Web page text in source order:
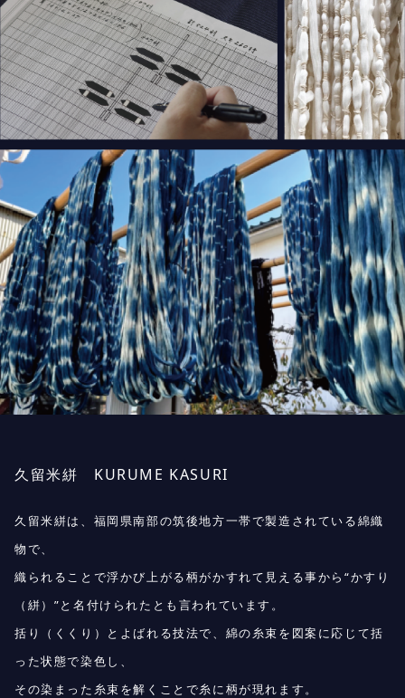
久留米絣 KURUME KASURI
久留米絣は、福岡県南部の筑後地方一帯で製造されている綿織
物で、
織られることで浮かび上がる柄がかすれて見える事から“かすり
（絣）”と名付けられたとも言われています。
括り（くくり）とよばれる技法で、綿の糸束を図案に応じて括
った状態で染色し、
その染まった糸束を解くことで糸に柄が現れます。